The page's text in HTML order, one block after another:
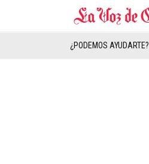
¿PODEMOS AYUDARTE?